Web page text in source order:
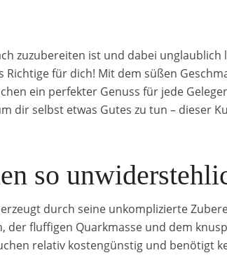
zuzubereiten ist und dabei
Richtige für dich! Mit dem süßen
ein perfekter Genuss für jede
dir selbst etwas Gutes zu tun – dieser
so
durch seine unkomplizierte
der fluffigen Quarkmasse und dem
relativ kostengünstig und benötigt